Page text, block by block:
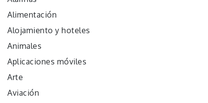
Alimentación
Alojamiento y hoteles
Animales
Aplicaciones móviles
Arte
Aviación